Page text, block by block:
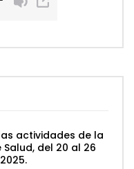
actividades de la
del 20 al 26